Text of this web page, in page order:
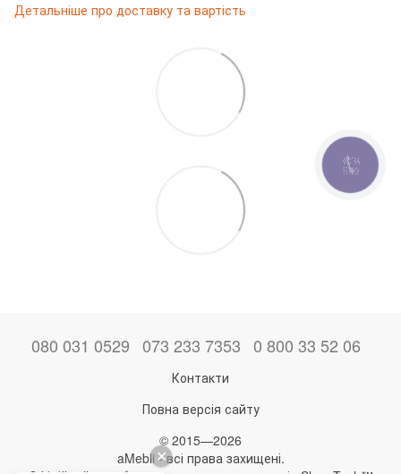
Детальніше про доставку та вартість
080 031 0529 073 233 7353 0 800 33 52 06
Контакти
Повна версія сайту
© 2015—2026
aMebli - всі права захищені.
КНОПКА
ЗВ'ЯЗКУ